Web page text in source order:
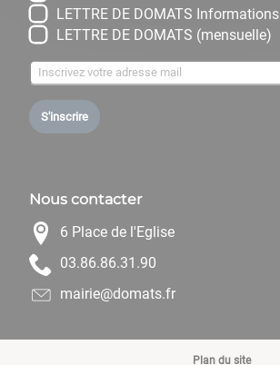
LETTRE DE DOMATS Informations
LETTRE DE DOMATS (mensuelle)
S'inscrire
Nous contacter
6 Place de l'Eglise
09.13.68.68.30
rf.stamod@eiriam
Plan du site